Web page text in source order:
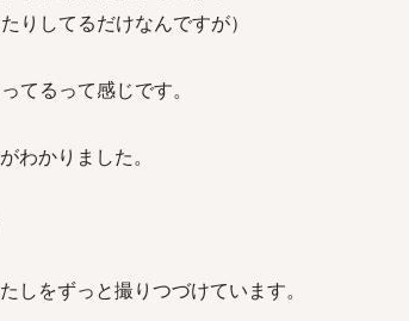
りしてるだけなんですが）
てるって感じです。
わかりました。
をずっと撮りつづけています。